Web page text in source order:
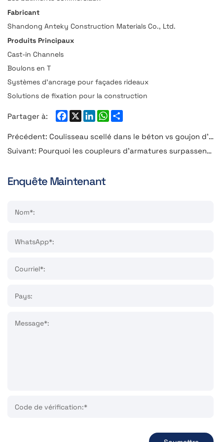
Fabricant
Shandong Anteky Construction Materials Co., Ltd.
Produits Principaux
Cast-in Channels
Boulons en T
Systèmes d’ancrage pour façades rideaux
Solutions de fixation pour la construction
Partager à: Facebook
X LinkedInWhatsApp
Précédent: Coulisseau scellé dans le béton vs goujon d'ancrage : pourquoi de plus en plus de projets choisissent les coulisseaux d'ancrage
Suivant: Pourquoi les coupleurs d'armatures surpassent les assemblages traditionnels
Enquête Maintenant
Nom*:
WhatsApp*:
Courriel*:
Pays:
Message*:
Code de vérification:*